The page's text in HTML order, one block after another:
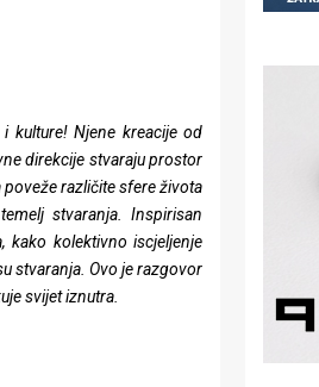
kulture! Njene kreacije od
direkcije stvaraju prostor
različite sfere života
stvaranja. Inspirisan
kako kolektivno iscjeljenje
stvaranja.Ovo jerazgovor
svijet iznutra.